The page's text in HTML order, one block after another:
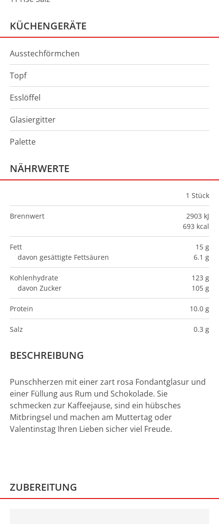
KÜCHENGERÄTE
Ausstechförmchen
Topf
Esslöffel
Glasiergitter
Palette
NÄHRWERTE
1 Stück
Brennwert
2903 kJ
693 kcal
Fett
15 g
davon gesättigte Fettsäuren
6.1 g
Kohlenhydrate
123 g
davon Zucker
105 g
Protein 10.0 g
Salz 0.3 g
BESCHREIBUNG
Punschherzen mit einer zart rosa Fondantglasur und
einer Füllung aus Rum und Schokolade. Sie
schmecken zur Kaffeejause, sind ein hübsches
Mitbringsel und machen am Muttertag oder
Valentinstag Ihren Lieben sicher viel Freude.
ZUBEREITUNG